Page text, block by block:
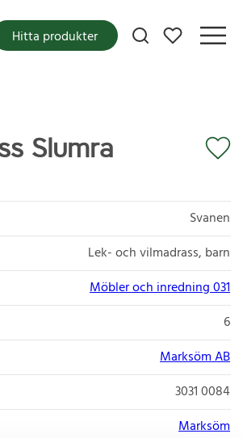
Mina favoriter
Hitta produkter
Slumra
Svanen
Lek- och vilmadrass, barn
Möbler och inredning 031
6
Marksöm AB
3031 0084
Marksöm